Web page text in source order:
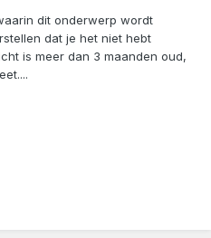
dit onderwerp wordt
dat je het niet hebt
is meer dan 3 maanden oud,